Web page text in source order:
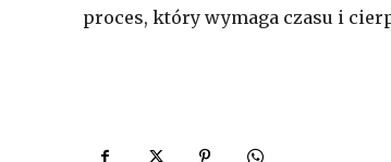
proces, który wymaga czasu i